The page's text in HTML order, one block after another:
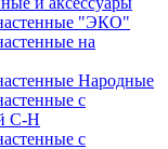
"ЭКО"
на
Народные
с
С-Н
с